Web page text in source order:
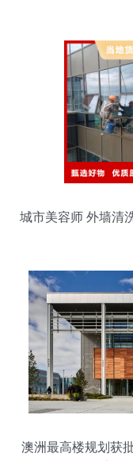
城市美容师 外墙清
澳洲最高楼规划获